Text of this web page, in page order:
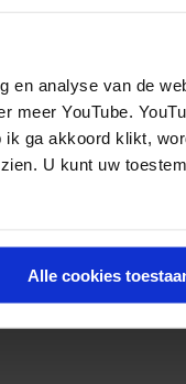
en analyse van de
meer YouTube.
ga akkoord klikt,
U kunt uw
Alle cookies
Programma
ter preventie van
het
Zorg en Welzijn
en Jeugd,...